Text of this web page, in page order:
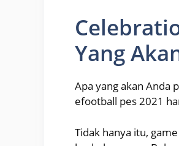
Yang
Apa yang akan Anda
efootball pes 2021
Tidak hanya itu,